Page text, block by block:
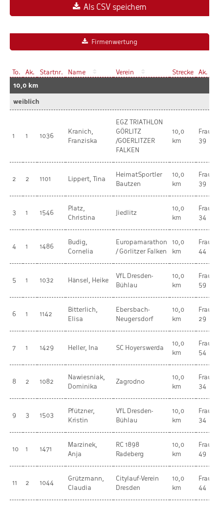
Als CSV speichern
Firmenwertung
To. Ak. Startnr. Name Verein Strecke
Ak.
10,0 km
weiblich
1 1 1036
Kranich,
Franziska
EGZ TRIATHLON
GÖRLITZ
/GOERLITZER
FALKEN
10,0
km
39
2 2 1101 Lippert, Tina
HeimatSportler
Bautzen
10,0
km
39
3 1 1546
Platz,
Christina
Jiedlitz
10,0
km
34
4 1 1486
Budig,
Cornelia
Europamarathon
/ Görlitzer Falken
10,0
km
44
5 1 1032 Hänsel, Heike
VfL Dresden-
Bühlau
10,0
km
59
6 1 1142
Bitterlich,
Elisa
Ebersbach-
Neugersdorf
10,0
km
29
7 1 1429 Heller, Ina SC Hoyerswerda
10,0
km
54
8 2 1082
Nawiesniak,
Dominika
Zagrodno
10,0
km
34
9 3 1503
Pfützner,
Kristin
VfL Dresden-
Bühlau
10,0
km
34
10 1 1471
Marzinek,
Anja
RC 1898
Radeberg
10,0
km
49
11 2 1044
Grützmann,
Claudia
Citylauf-Verein
Dresden
10,0
km
44